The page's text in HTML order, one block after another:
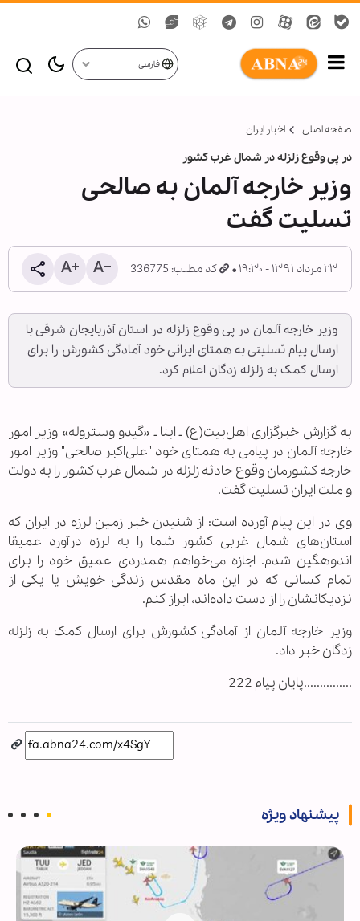
فارسی
صفحه اصلی اخبار ایران
در پی وقوع زلزله در شمال غرب کشور
وزیر خارجه آلمان به صالحی
تسلیت گفت
۲۳ مرداد ۱۳۹۱ - ۱۹:۳۰ کد مطلب: 336775
وزیر خارجه آلمان در پی وقوع زلزله در استان آذربایجان شرقی با
ارسال پیام تسلیتی به همتای ایرانی خود آمادگی کشورش را برای
ارسال کمک‌ به زلزله زدگان اعلام کرد.
به گزارش خبرگزاری اهل‌بیت(ع) ـ ابنا ـ «گیدو وستروله» وزیر امور
خارجه آلمان در پیامی به همتای خود "علی‌اکبر صالحی" وزیر امور
خارجه کشورمان وقوع حادثه زلزله در شمال غرب کشور را به دولت
و ملت ایران تسلیت گفت.
وی در این پیام آورده است: از شنیدن خبر زمین لرزه در ایران که
استان‌های شمال غربی کشور شما را به لرزه درآورد عمیقا
اندوهگین شدم. اجازه می‌خواهم همدردی عمیق خود را برای
تمام کسانی که در این ماه مقدس زندگی خویش یا یکی از
نزدیکانشان را از دست داده‌اند، ابراز کنم.
وزیر خارجه آلمان از آمادگی کشورش برای ارسال کمک‌ به زلزله
زدگان خبر داد.
...............پایان پیام 222
پیشنهاد ویژه